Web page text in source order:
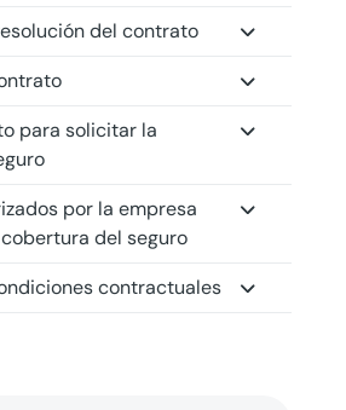
del contrato
para solicitar la
por la empresa
del seguro
contractuales